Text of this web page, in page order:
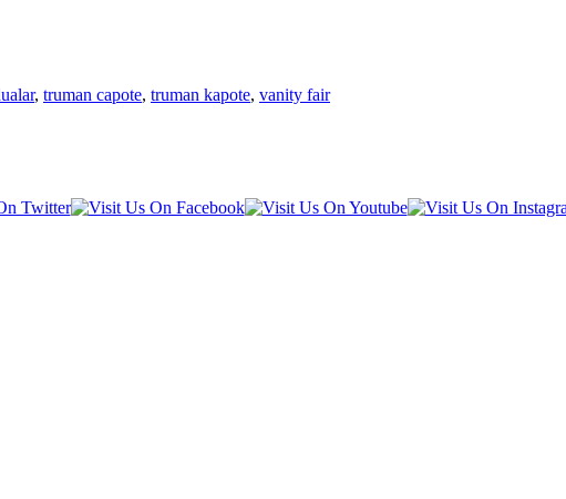
, truman capote, truman kapote, vanity fair